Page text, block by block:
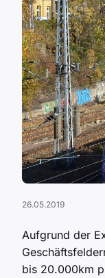
26.05.2019
Aufgrund der
bis 20.000km